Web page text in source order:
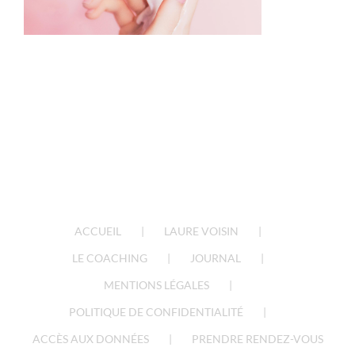
ACCUEIL
LAURE VOISIN
LE COACHING
JOURNAL
MENTIONS LÉGALES
POLITIQUE DE CONFIDENTIALITÉ
ACCÈS AUX DONNÉES
PRENDRE RENDEZ-VOUS